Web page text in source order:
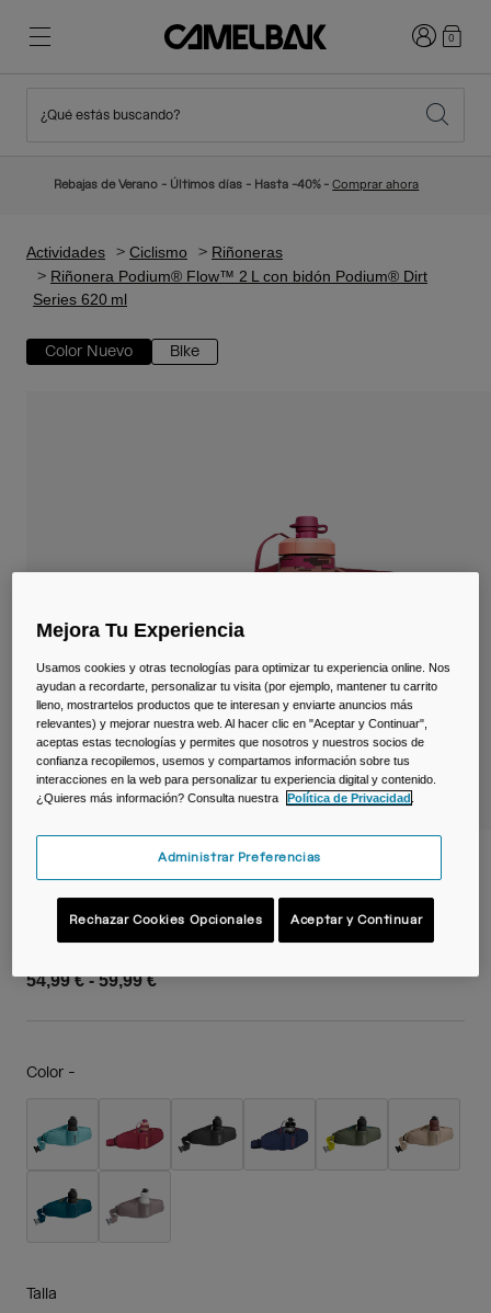
Novedades
Chalecos Hidratación
Riñoneras
Bolsas Bici
Bolsas Hidratación
Accessorios
Ver todo
Senderismo
Adiós a los desechables
Iniciar0
¿Qué estás buscando?
Rebajas de Verano - Últimos días - Hasta -40% -Comprar ahora
Actividades Ciclismo
Riñoneras
Riñonera Podium® Flow™ 2 L con bidón Podium® Dirt
Series 620 ml
Color Nuevo Bike
Riñonera Podium® Flow™ 2 L con bidón
Podium® Dirt Series 620 ml
54,99 €-59,99 €
Color -
Talla
Mejora Tu Experiencia
Usamos cookies y otras tecnologías para optimizar tu experiencia online. Nos
ayudan a recordarte, personalizar tu visita (por ejemplo, mantener tu carrito
lleno, mostrartelos productos que te interesan y enviarte anuncios más
relevantes) y mejorar nuestra web. Al hacer clic en "Aceptar y Continuar",
aceptas estas tecnologías y permites que nosotros y nuestros socios de
confianza recopilemos, usemos y compartamos información sobre tus
interacciones en la web para personalizar tu experiencia digital y contenido.
¿Quieres más información? Consulta nuestra
Política de Privacidad
Administrar Preferencias
Rechazar Cookies Opcionales Aceptar y Continuar